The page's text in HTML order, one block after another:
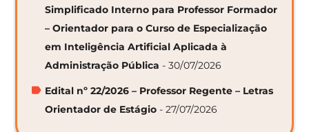
Simplificado Interno para Professor Formador
– Orientador para o Curso de Especialização
em Inteligência Artificial Aplicada à
Administração Pública - 30/07/2026
Edital nº 22/2026 – Professor Regente – Letras
Orientador de Estágio - 27/07/2026